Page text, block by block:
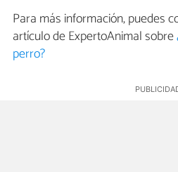
Para más información, puedes
artículo de ExpertoAnimal sobre
perro?